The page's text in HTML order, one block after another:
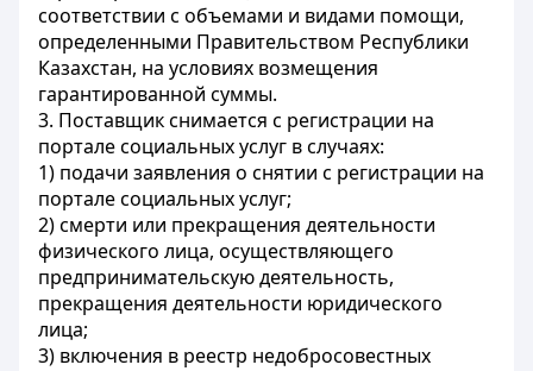
соответствии с объемами и видами помощи,
определенными Правительством Республики
Казахстан, на условиях возмещения
гарантированной суммы.
3. Поставщик снимается с регистрации на
портале социальных услуг в случаях:
1) подачи заявления о снятии с регистрации на
портале социальных услуг;
2) смерти или прекращения деятельности
физического лица, осуществляющего
предпринимательскую деятельность,
прекращения деятельности юридического
лица;
3) включения в реестр недобросовестных